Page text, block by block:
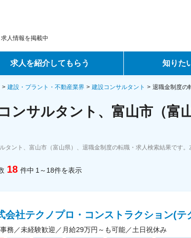
人情報を掲載中
求人を紹介してもらう
ェントサービス
トサービス
ナーエージェントサービス
知りた
転職ノウハウ
データで見る転職
建設・プラント・不動産業界 建設コンサルタント 退職金制度の
ンサルタント、富山市（富
タント、富山市（富山県）、退職金制度の転職・求人検索結果です。
18 件中 1～18件を表示
会社テクノプロ・コンストラクション(テ
務／未経験歓迎／月給29万円～も可能／土日祝休み